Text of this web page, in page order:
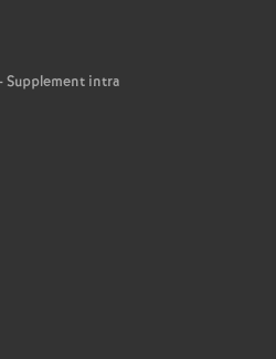
Supplement intra